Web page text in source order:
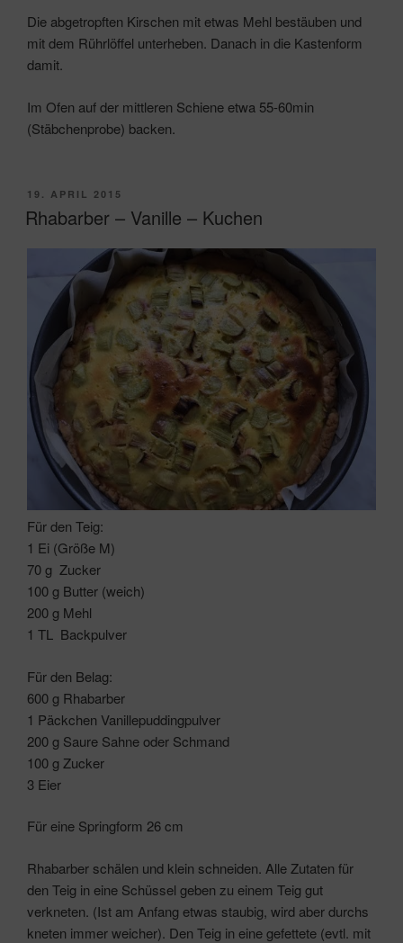
Die abgetropften Kirschen mit etwas Mehl bestäuben und
mit dem Rührlöffel unterheben. Danach in die Kastenform
damit.
Im Ofen auf der mittleren Schiene etwa 55-60min
(Stäbchenprobe) backen.
VERÖFFENTLICHT
AM
19. APRIL 2015
Rhabarber – Vanille – Kuchen
Für den Teig:
1 Ei (Größe M)
70 g Zucker
100 g Butter (weich)
200 g Mehl
1 TL Backpulver
Für den Belag:
600 g Rhabarber
1 Päckchen Vanillepuddingpulver
200 g Saure Sahne oder Schmand
100 g Zucker
3 Eier
Für eine Springform 26 cm
Rhabarber schälen und klein schneiden. Alle Zutaten für
den Teig in eine Schüssel geben zu einem Teig gut
verkneten. (Ist am Anfang etwas staubig, wird aber durchs
kneten immer weicher). Den Teig in eine gefettete (evtl. mit